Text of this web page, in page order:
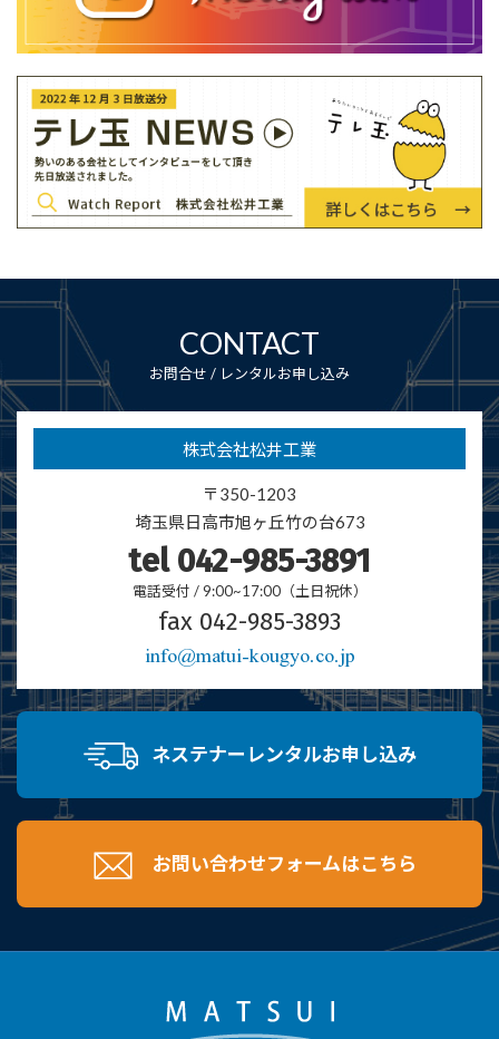
CONTACT
お問合せ / レンタルお申し込み
株式会社松井工業
〒350-1203
埼玉県日高市旭ヶ丘竹の台673
tel 042-985-3891
電話受付 / 9:00~17:00（土日祝休）
fax 042-985-3893
info@matui-kougyo.co.jp
ネステナーレンタルお申し込み
お問い合わせフォームはこちら